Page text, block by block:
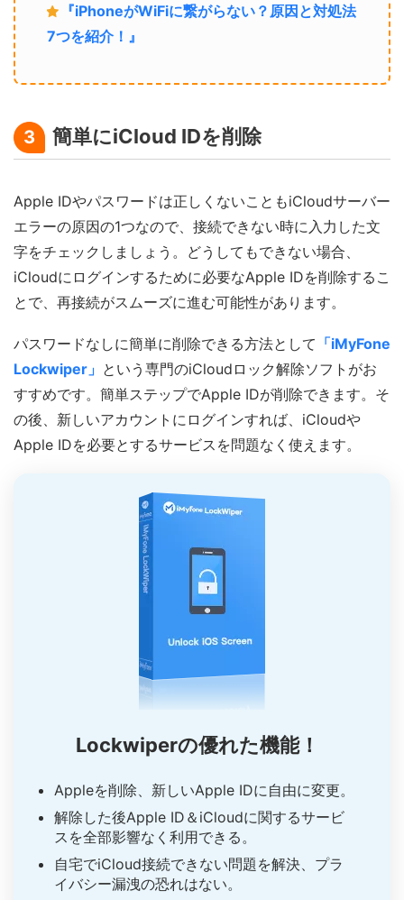
『iPhoneがWiFiに繋がらない？原因と対処法
7つを紹介！』
3 簡単にiCloud IDを削除
Apple IDやパスワードは正しくないこともiCloudサーバー
エラーの原因の1つなので、接続できない時に入力した文
字をチェックしましょう。どうしてもできない場合、
iCloudにログインするために必要なApple IDを削除するこ
とで、再接続がスムーズに進む可能性があります。
パスワードなしに簡単に削除できる方法として 「iMyFone
Lockwiper」 という専門のiCloudロック解除ソフトがお
すすめです。簡単ステップでApple IDが削除できます。そ
の後、新しいアカウントにログインすれば、iCloudや
Apple IDを必要とするサービスを問題なく使えます。
Lockwiperの優れた機能！
Appleを削除、新しいApple IDに自由に変更。
解除した後Apple ID＆iCloudに関するサービ
スを全部影響なく利用できる。
自宅でiCloud接続できない問題を解決、プラ
イバシー漏洩の恐れはない。